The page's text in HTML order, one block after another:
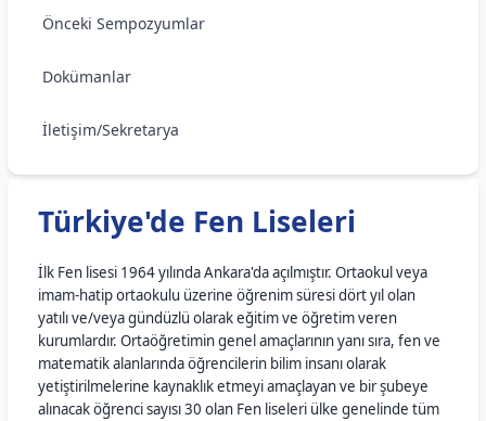
Önceki Sempozyumlar
Dokümanlar
İletişim/Sekretarya
Türkiye'de Fen Liseleri
İlk Fen lisesi 1964 yılında Ankara'da açılmıştır. Ortaokul veya
imam-hatip ortaokulu üzerine öğrenim süresi dört yıl olan
yatılı ve/veya gündüzlü olarak eğitim ve öğretim veren
kurumlardır. Ortaöğretimin genel amaçlarının yanı sıra, fen ve
matematik alanlarında öğrencilerin bilim insanı olarak
yetiştirilmelerine kaynaklık etmeyi amaçlayan ve bir şubeye
alınacak öğrenci sayısı 30 olan Fen liseleri ülke genelinde tüm